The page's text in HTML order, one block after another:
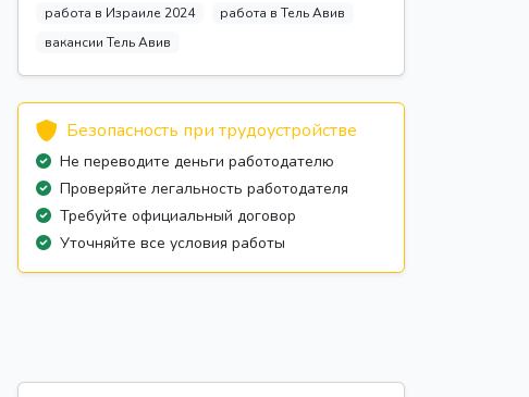
работа в Израиле 2024
работа в Тель Авив
вакансии Тель Авив
Безопасность при трудоустройстве
Не переводите деньги работодателю
Проверяйте легальность работодателя
Требуйте официальный договор
Уточняйте все условия работы